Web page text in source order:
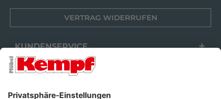
VERTRAG WIDERRUFEN
KUNDENSERVICE
FILIALEN